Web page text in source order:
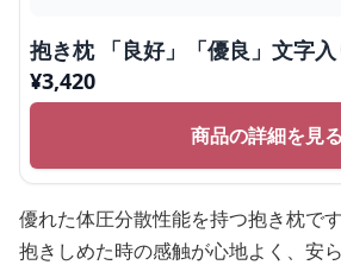
抱き枕 「良好」「優良」文字
¥3,420
商品の詳細を見る
優れた体圧分散性能を持つ抱き枕です
抱きしめた時の感触が心地よく、安